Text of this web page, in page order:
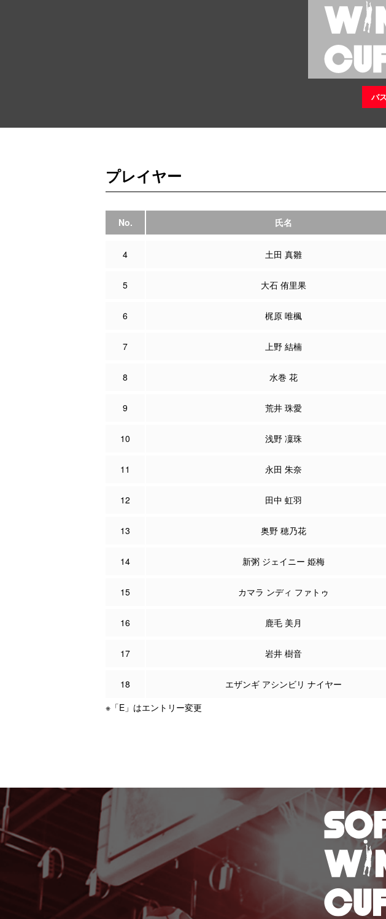
バ
プレイヤー
No. 氏名
4 土田 真雛
5 大石 侑里果
6 梶原 唯楓
7 上野 結楠
8 水巻 花
9 荒井 珠愛
10 浅野 凜珠
11 永田 朱奈
12 田中 虹羽
13 奥野 穂乃花
14 新粥 ジェイニー 姫梅
15 カマラ ンディ ファトゥ
16 鹿毛 美月
17 岩井 樹音
18 エザンギ アシンビリ ナイヤー
※「E」はエントリー変更